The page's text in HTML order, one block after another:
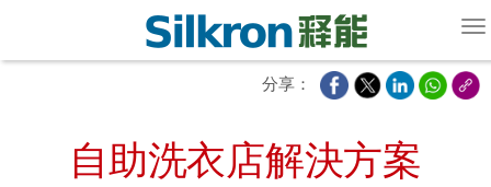
分享：
自助洗衣店解決方案